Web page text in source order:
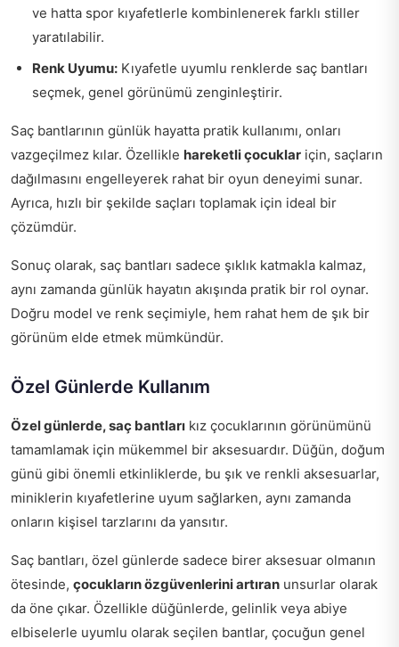
ve hatta spor kıyafetlerle kombinlenerek farklı stiller
yaratılabilir.
Renk Uyumu: Kıyafetle uyumlu renklerde saç bantları
seçmek, genel görünümü zenginleştirir.
Saç bantlarının günlük hayatta pratik kullanımı, onları
vazgeçilmez kılar. Özellikle hareketli çocuklar için, saçların
dağılmasını engelleyerek rahat bir oyun deneyimi sunar.
Ayrıca, hızlı bir şekilde saçları toplamak için ideal bir
çözümdür.
Sonuç olarak, saç bantları sadece şıklık katmakla kalmaz,
aynı zamanda günlük hayatın akışında pratik bir rol oynar.
Doğru model ve renk seçimiyle, hem rahat hem de şık bir
görünüm elde etmek mümkündür.
Özel Günlerde Kullanım
Özel günlerde, saç bantları kız çocuklarının görünümünü
tamamlamak için mükemmel bir aksesuardır. Düğün, doğum
günü gibi önemli etkinliklerde, bu şık ve renkli aksesuarlar,
miniklerin kıyafetlerine uyum sağlarken, aynı zamanda
onların kişisel tarzlarını da yansıtır.
Saç bantları, özel günlerde sadece birer aksesuar olmanın
ötesinde, çocukların özgüvenlerini artıran unsurlar olarak
da öne çıkar. Özellikle düğünlerde, gelinlik veya abiye
elbiselerle uyumlu olarak seçilen bantlar, çocuğun genel